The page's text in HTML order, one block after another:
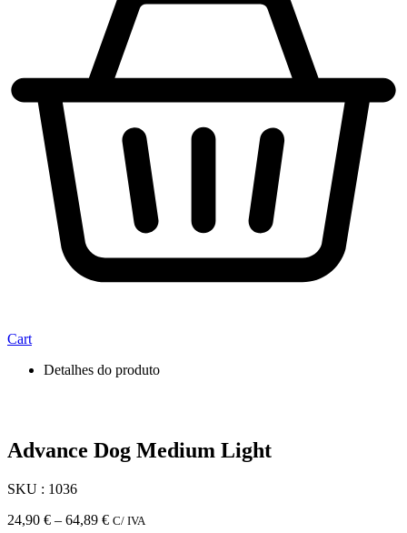
Cart
Detalhes do produto
Advance Dog Medium Light
SKU : 1036
24,90 € – 64,89 €Price
C/ IVA